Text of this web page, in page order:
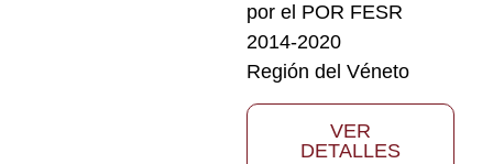
por el POR FESR
2014-2020
Región del Véneto
VER
DETALLES